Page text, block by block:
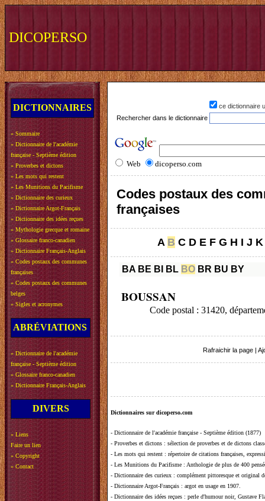
DICOPERSO
DICTIONNAIRES
» Sommaire
» Dictionnaire de l'académie
française - Septième édition
» Proverbes et dictons
» Les mots qui restent
» Les Munitions du Pacifisme
» Dictionnaire des curieux
» Dictionnaire Argot-Français
» Dictionnaire des idées reçues
» Mythologie grecque et romaine
» Glossaire franco-canadien
» Dictionnaire Français-Anglais
» Codes postaux des communes
françaises
» Codes postaux des communes
belges
» Sigles et acronymes
ABRÉVIATIONS
» Dictionnaire de l'académie
française - Septième édition
» Glossaire franco-canadien
» Dictionnaire Français-Anglais
DIVERS
» Liens
Faire un lien
» Copyright
» Contact
ce dictionnaire
Rechercher dans le dictionnaire
Web dicoperso.com
Codes postaux des
françaises
A B C D E F G H I J K
BA BE BI BL BO BR BU BY
BOUSSAN
Code postal : 31420,
Rafraichir la page
Dictionnaires sur dicoperso.com
- Dictionnaire de l'académie française - Septième édition (1877)
- Proverbes et dictons : sélection de proverbes et de dictons
- Les mots qui restent : répertoire de citations françaises,
- Les Munitions du Pacifisme : Anthologie de plus de 400
- Dictionnaire des curieux : complément pittoresque et original
- Dictionnaire Argot-Français : argot en usage en 1907.
- Dictionnaire des idées reçues : perle d'humour noir, Gustave